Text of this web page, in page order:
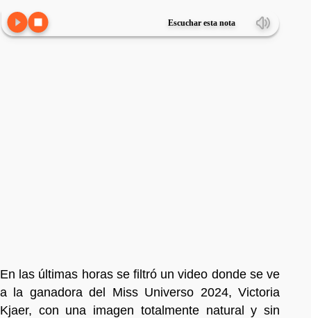
Escuchar esta nota
En las últimas horas se filtró un video donde se ve
a la ganadora del Miss Universo 2024, Victoria
Kjaer, con una imagen totalmente natural y sin